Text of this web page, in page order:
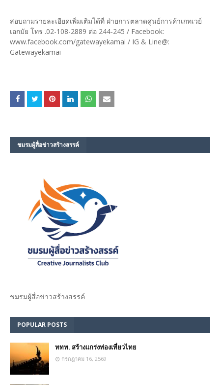
สอบถามรายละเอียดเพิ่มเติมได้ที่ ฝ่ายการตลาดศูนย์การค้าเกทเวย์
เอกมัย โทร .02-108-2889 ต่อ 244-245 / Facebook:
www.facebook.com/gatewayekamai / IG & Line@:
Gatewayekamai
ชมรม​ผู้สื่อข่าวสร้างสรรค์​
ชมรม​ผู้สื่อข่าวสร้างสรรค์​
POPULAR POSTS
ททท. สร้างแกร่งท่องเที่ยวไทย
กรกฎาคม 16, 2569